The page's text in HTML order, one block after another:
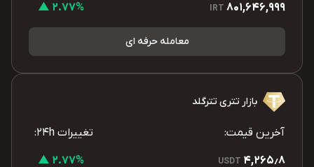
801,646,999
IRT
2.77% ▲
معامله حرفه ای
بازار تتری تترگلد
آخرین قیمت:
4,265٫8 USDT
تغییرات 24h:
2.77% ▲